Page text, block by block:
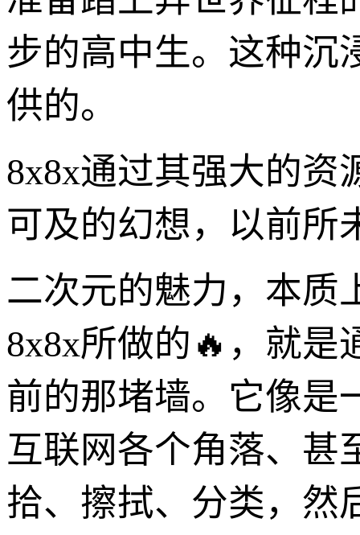
步的高中生。这种沉
供的。
8x8x通过其强大的资
可及的幻想，以前所
二次元的魅力，本质
8x8x所做的🔥，就是
前的那堵墙。它像是
互联网各个角落、甚
拾、擦拭、分类，然